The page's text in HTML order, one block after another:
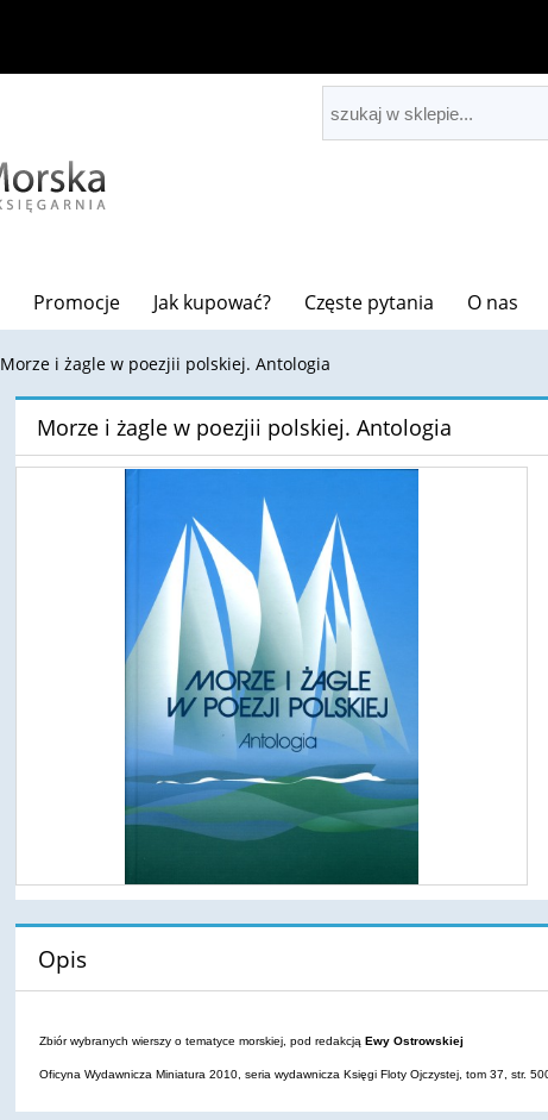
Promocje Jak kupować? Częste pytania O nas
Morze i żagle w poezjii polskiej. Antologia
Morze i żagle w poezjii polskiej. Antologia
Opis
Zbiór wybranych wierszy o tematyce morskiej, pod redakcją Ewy Ostrowskiej
Oficyna Wydawnicza Miniatura 2010, seria wydawnicza Księgi Floty Ojczystej, tom 37, str.